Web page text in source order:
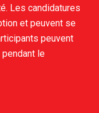
Les candidatures
et peuvent se
peuvent
pendant le